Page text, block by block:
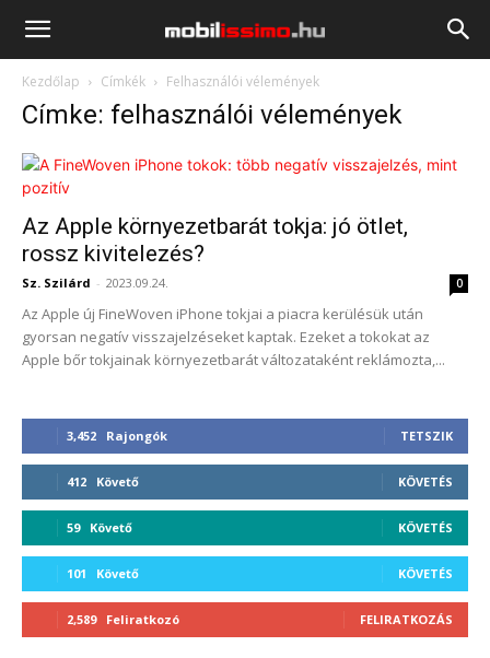
Mobilissimo.hu
Kezdőlap Címkék Felhasználói vélemények
Címke: felhasználói vélemények
Az Apple környezetbarát tokja: jó ötlet,
rossz kivitelezés?
Sz. Szilárd - 2023.09.24. 0
Az Apple új FineWoven iPhone tokjai a piacra kerülésük után
gyorsan negatív visszajelzéseket kaptak. Ezeket a tokokat az
Apple bőr tokjainak környezetbarát változataként reklámozta,...
3,452 Rajongók TETSZIK
412 Követő KÖVETÉS
59 Követő KÖVETÉS
101 Követő KÖVETÉS
2,589 Feliratkozó FELIRATKOZÁS